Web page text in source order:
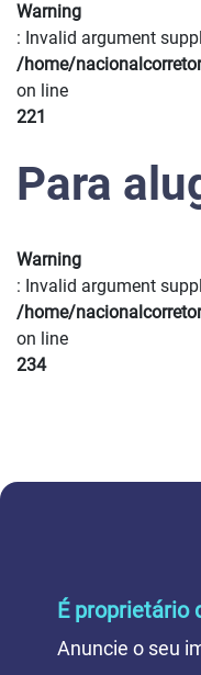
Warning
: Invalid argument
/home/
on line
221
Para
Warning
: Invalid argument
/home/
on line
234
É proprietário
Anuncie o seu